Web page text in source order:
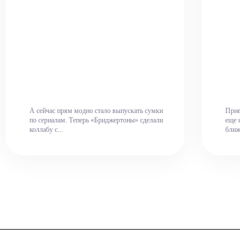
А сейчас прям модно стало выпускать сумки
по сериалам. Теперь «Бриджертоны» сделали
коллабу с...
еще